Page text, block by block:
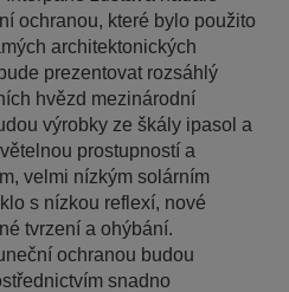
ochranou, které bylo použito
architektonických
prezentovat rozsáhlý
hvězd mezinárodní
výrobky ze škály ipasol a
prostupností a
velmi nízkým solárním
s nízkou reflexí, nové
tvrzení a ohýbání.
ochranou budou
snadno